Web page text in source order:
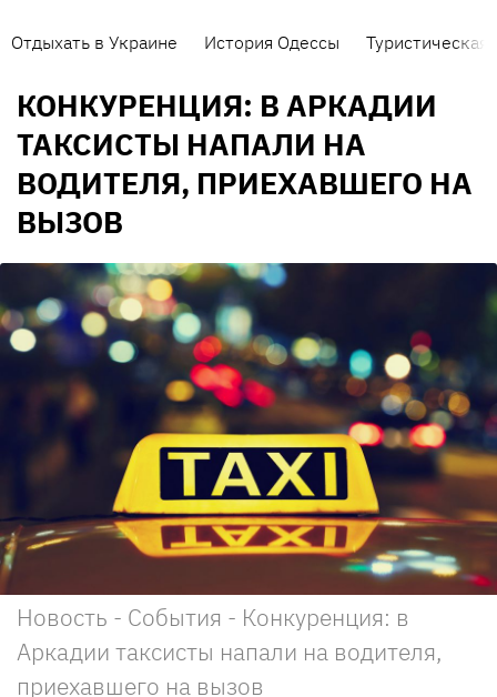
Отдыхать в Украине История Одессы Туристическая
КОНКУРЕНЦИЯ: В АРКАДИИ
ТАКСИСТЫ НАПАЛИ НА
ВОДИТЕЛЯ, ПРИЕХАВШЕГО НА
ВЫЗОВ
Новость - События - Конкуренция: в
Аркадии таксисты напали на водителя,
приехавшего на вызов